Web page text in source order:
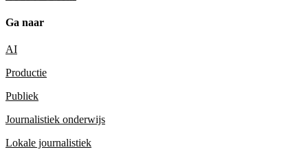
Ga naar
AI
Productie
Publiek
Journalistiek onderwijs
Lokale journalistiek